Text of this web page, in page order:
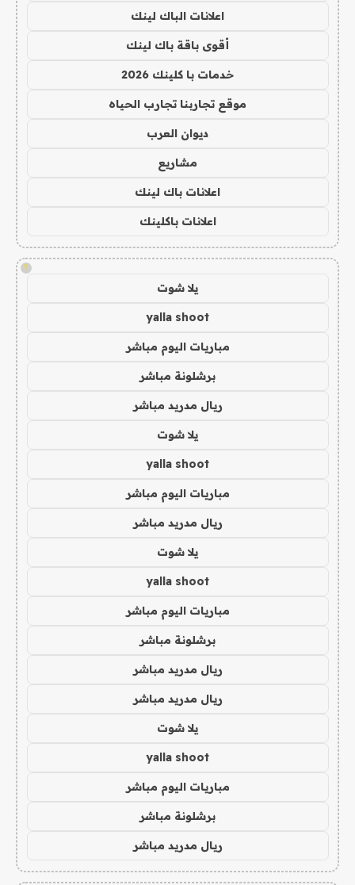
اعلانات الباك لينك
أقوى باقة باك لينك
خدمات با كلينك 2026
موقع تجاربنا تجارب الحياه
ديوان العرب
مشاريع
اعلانات باك لينك
اعلانات باكلينك
!
يلا شوت
yalla shoot
مباريات اليوم مباشر
برشلونة مباشر
ريال مدريد مباشر
يلا شوت
yalla shoot
مباريات اليوم مباشر
ريال مدريد مباشر
يلا شوت
yalla shoot
مباريات اليوم مباشر
برشلونة مباشر
ريال مدريد مباشر
ريال مدريد مباشر
يلا شوت
yalla shoot
مباريات اليوم مباشر
برشلونة مباشر
ريال مدريد مباشر